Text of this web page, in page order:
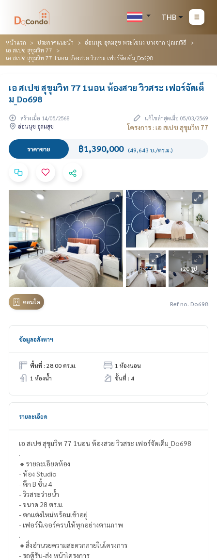
THB
หน้าแรก ประกาศแนะนำ
อ่อนนุช อุดมสุข พระโขนง บางจาก ปุณณวิถี
เอ สเปซ สุขุมวิท 77
เอ สเปซ สุขุมวิท 77 1นอน ห้องสวย วิวสระ เฟอร์จัดเต็ม_Do698
เอ สเปซ สุขุมวิท 77 1นอน ห้องสวย วิวสระ เฟอร์จัดเต็
ม_Do698
สร้างเมื่อ 14/05/2568
แก้ไขล่าสุดเมื่อ 05/03/2569
อ่อนนุช อุดมสุข
โครงการ : เอ สเปซ สุขุมวิท 77
ราคาขาย ฿1,390,000 (49,643 บ./ตร.ม.)
+20 รูป
คอนโด Ref no. Do698
ข้อมูลอสังหาฯ
พื้นที่ : 28.00 ตร.ม.
1 ห้องนอน
1 ห้องน้ำ
ชั้นที่ : 4
รายละเอียด
เอ สเปซ สุขุมวิท 77 1นอน ห้องสวย วิวสระ เฟอร์จัดเต็ม_Do698
.
🔸รายละเอียดห้อง
- ห้อง Studio
- ตึก B ชั้น 4
- วิวสระว่ายน้ำ
- ขนาด 28 ตร.ม.
- ตกแต่งใหม่พร้อมเข้าอยู่
- เฟอร์นิเจอร์ครบให้ทุกอย่างตามภาพ
.
🔸สิ่งอำนวยความสะดวกภายในโครงการ
- รถตู้รับ-ส่ง หน้าโครงการ